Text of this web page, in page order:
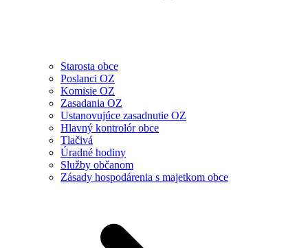
Starosta obce
Poslanci OZ
Komisie OZ
Zasadania OZ
Ustanovujúce zasadnutie OZ
Hlavný kontrolór obce
Tlačivá
Úradné hodiny
Služby občanom
Zásady hospodárenia s majetkom obce